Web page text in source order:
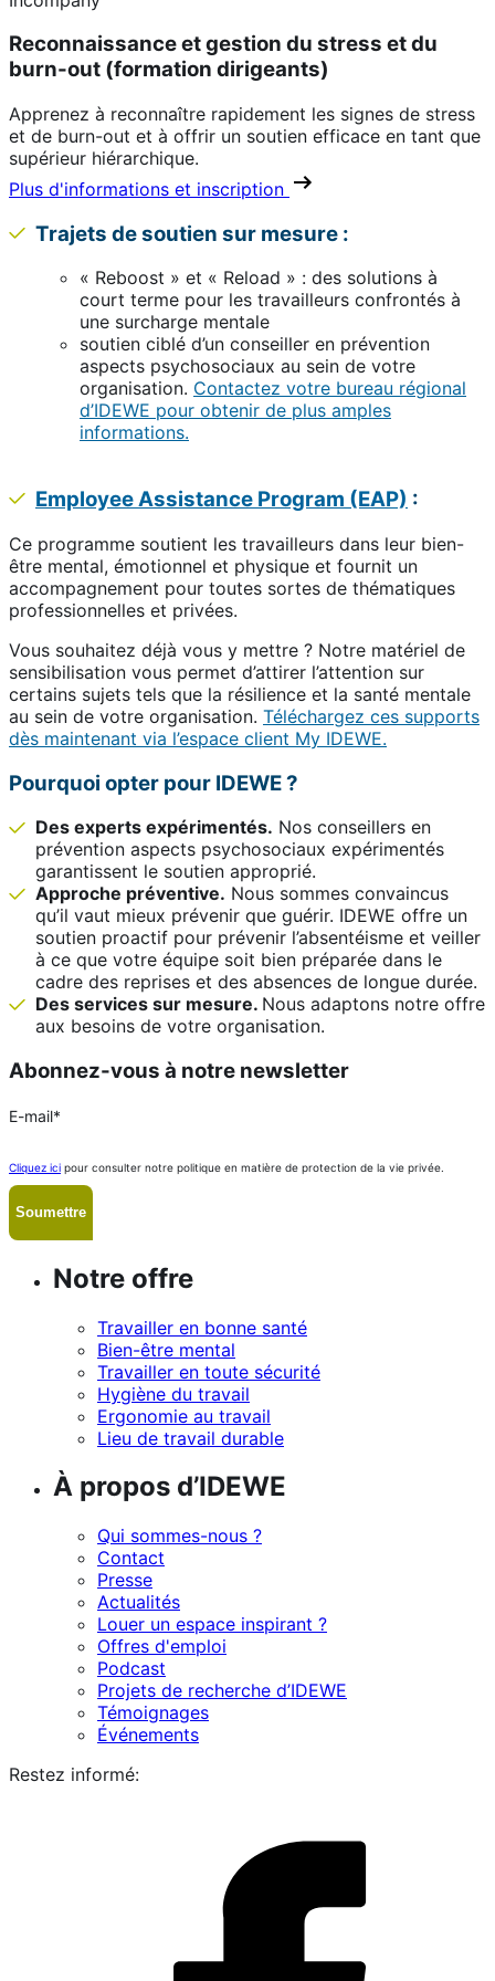
Reconnaissance et gestion du stress et du
burn-out (formation dirigeants)
Apprenez à reconnaître rapidement les signes de stress
et de burn-out et à offrir un soutien efficace en tant que
supérieur hiérarchique.
Plus d'informations et inscription
Trajets de soutien sur mesure :
« Reboost » et « Reload » : des solutions à
court terme pour les travailleurs confrontés à
une surcharge mentale
soutien ciblé d’un conseiller en prévention
aspects psychosociaux au sein de votre
organisation. Contactez votre bureau régional
d’IDEWE pour obtenir de plus amples
informations.
Employee Assistance Program (EAP) :
Ce programme soutient les travailleurs dans leur bien-
être mental, émotionnel et physique et fournit un
accompagnement pour toutes sortes de thématiques
professionnelles et privées.
Vous souhaitez déjà vous y mettre ? Notre matériel de
sensibilisation vous permet d’attirer l’attention sur
certains sujets tels que la résilience et la santé mentale
au sein de votre organisation. Téléchargez ces supports
dès maintenant via l’espace client My IDEWE.
Pourquoi opter pour IDEWE ?
Des experts expérimentés. Nos conseillers en
prévention aspects psychosociaux expérimentés
garantissent le soutien approprié.
Approche préventive. Nous sommes convaincus
qu’il vaut mieux prévenir que guérir. IDEWE offre un
soutien proactif pour prévenir l’absentéisme et veiller
à ce que votre équipe soit bien préparée dans le
cadre des reprises et des absences de longue durée.
Des services sur mesure. Nous adaptons notre offre
aux besoins de votre organisation.
Abonnez-vous à notre newsletter
E-mail*
Cliquez ici pour consulter notre politique en matière de protection de la vie privée.
Notre offre
Travailler en bonne santé
Bien-être mental
Travailler en toute sécurité
Hygiène du travail
Ergonomie au travail
Lieu de travail durable
À propos d’IDEWE
Qui sommes-nous ?
Contact
Presse
Actualités
Louer un espace inspirant ?
Offres d'emploi
Podcast
Projets de recherche d’IDEWE
Témoignages
Événements
Restez informé: